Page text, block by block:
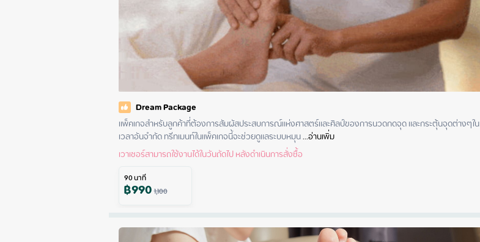
Dream Package
แพ็คเกจสำหรับลูกค้าที่ต้องการสัมผัสประสบการณ์แห่งศาสตร์และศิลป์ของการนวดกดจุด และกระตุ้นจุดต่างๆใน
เวลาอันจำกัด ทรีทเมนท์ในแพ็คเกจนี้จะช่วยดูแลระบบหมุน ...อ่านเพิ่ม
เวาเชอร์สามารถใช้งานได้ในวันถัดไป หลังดำเนินการสั่งซื้อ
90นาที
฿9901,100